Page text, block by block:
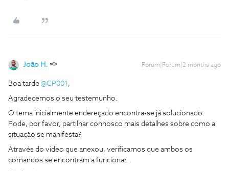
João H. Forum|Forum|2 months ago
Boa tarde ​ @CP001 ,
Agradecemos o seu testemunho.
O tema inicialmente endereçado encontra-se já solucionado.
Pode, por favor, partilhar connosco mais detalhes sobre como a
situação se manifesta?
Através do video que anexou, verificamos que ambos os
comandos se encontram a funcionar.